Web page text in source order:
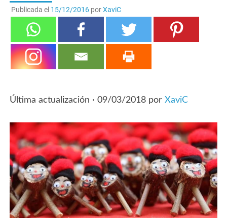
Publicada el 15/12/2016porXaviC
Última actualización · 09/03/2018 porXaviC